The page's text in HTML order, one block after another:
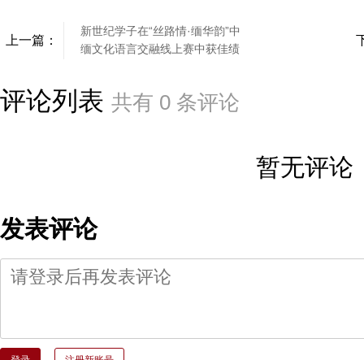
上一篇：
新世纪学子在“丝路情·缅华韵”中
缅文化语言交融线上赛中获佳绩
评论列表 共有 0 条评论
暂无评论
发表评论